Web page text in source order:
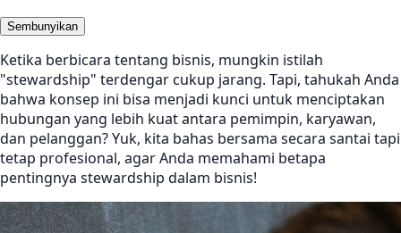
Sembunyikan
Ketika berbicara tentang bisnis, mungkin istilah
"stewardship" terdengar cukup jarang. Tapi, tahukah Anda
bahwa konsep ini bisa menjadi kunci untuk menciptakan
hubungan yang lebih kuat antara pemimpin, karyawan,
dan pelanggan? Yuk, kita bahas bersama secara santai tapi
tetap profesional, agar Anda memahami betapa
pentingnya stewardship dalam bisnis!